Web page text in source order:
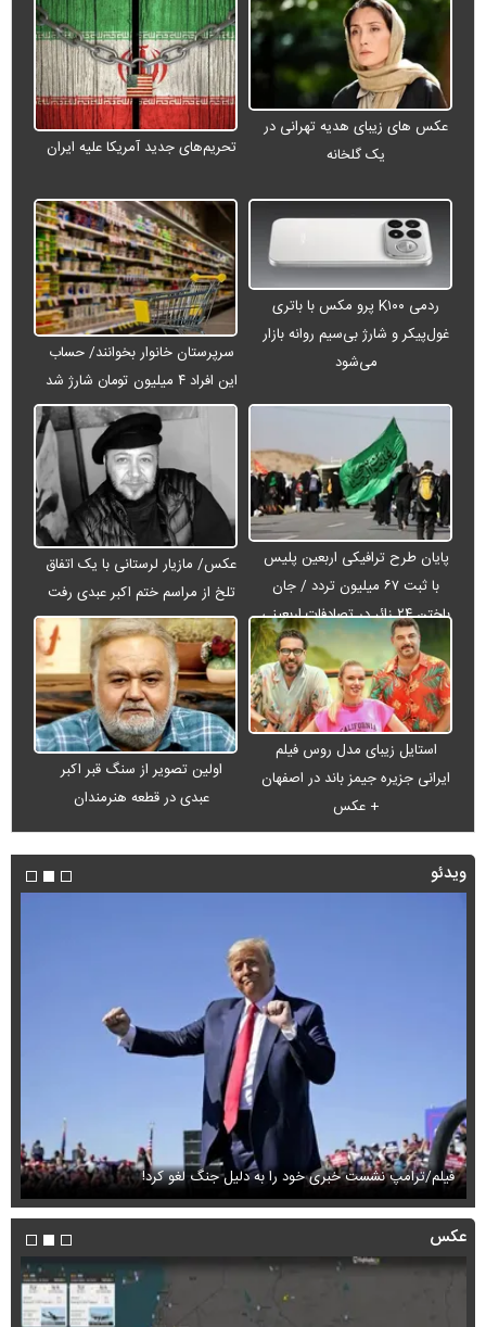
عکس های زیبای هدیه تهرانی در
یک گلخانه
تحریم‌های جدید آمریکا علیه ایران
ردمی K۱۰۰ پرو مکس با باتری
غول‌پیکر و شارژ بی‌سیم روانه بازار
می‌شود
سرپرستان خانوار بخوانند/ حساب
این افراد ۴ میلیون تومان شارژ شد
پایان طرح ترافیکی اربعین پلیس
با ثبت ۶۷ میلیون تردد / جان
باختن ۲۴ زائر در تصادفات اربعینی
عکس/ مازیار لرستانی با یک اتفاق
تلخ از مراسم ختم اکبر عبدی رفت
استایل زیبای مدل روس فیلم
ایرانی جزیره جیمز باند در اصفهان
+ عکس
اولین تصویر از سنگ قبر اکبر
عبدی در قطعه هنرمندان
ویدئو
فیلم/ترامپ نشست خبری خود را به دلیل جنگ لغو کرد!
عکس